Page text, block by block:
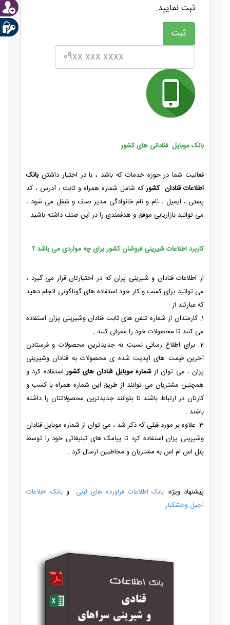
ثبت نمایید.
بانک موبایل قنادانی های کشور
فعالیت شما در حوزه خدمات که باشد ، با در اختیار داشتن بانک
اطلاعات قنادان کشورکه شامل شماره همراه و ثابت ، آدرس ، کد
پستی ، ایمیل ، نام و نام خانوادگی مدیر صنف و شغل می شود ،
می توانید بازاریابی موفق و هدفمندی را در این صنف داشته باشید .
کاربرد اطلاعات شیرینی فروشان کشور برای چه مواردی می باشد ؟
از اطلاعات قنادان و شیرینی پزان که در اختیارتان قرار می گیرد ،
می توانید برای کسب و کار خود استفاده های گوناگونی انجام دهید
که عبارتند از :
1. کارمندان از شماره تلفن های ثابت قنادان وشیرینی پزان استفاده
می کنند تا محصولات خود را معرفی کنند .
2. برای اطلاع رسانی نسبت به جدیدترین محصولات و فرستادن
آخرین قیمت های آپدیت شده ی محصولات به قنادان وشیرینی
پزان ، می توان ازشماره موبایل قنادان های کشوراستفاده کرد و
همچنین مشتریان می توانند از طریق این شماره همراه با کسب و
کارتان در ارتباط باشند تا بتوانند جدیدترین محصولاتتان را داشته
باشند .
3. علاوه بر مورد قبلی که ذکر شد ، می توان از شماره موبایل قنادان
وشیرینی پزان استفاده کرد تا پیامک های تبلیغاتی خود را توسط
پنل اس ام اس به مشتریان و مخاطبین ارسال کرد .
پیشنهاد ویژه: بانک اطلاعات فراورده های لبنی وبانک اطلاعات
آجیل وخشکبار